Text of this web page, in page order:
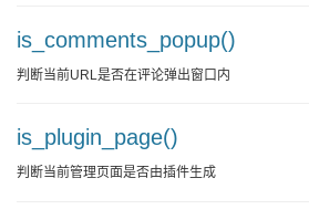
is_comments_popup()
判断当前URL是否在评论弹出窗口内
is_plugin_page()
判断当前管理页面是否由插件生成